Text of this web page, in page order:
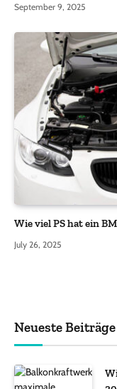
September 9, 2025
Wie viel PS hat ein
July 26, 2025
Neueste Beiträge